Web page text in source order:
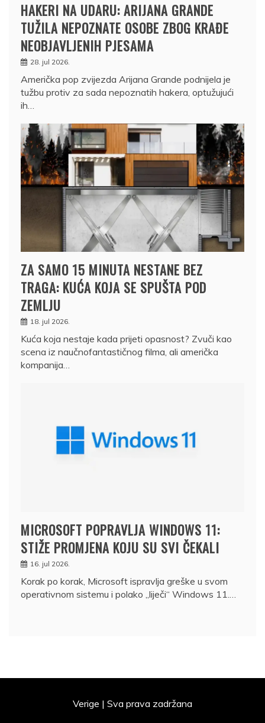
HAKERI NA UDARU: ARIJANA GRANDE
TUŽILA NEPOZNATE OSOBE ZBOG KRAĐE
NEOBJAVLJENIH PJESAMA
28. jul 2026.
Američka pop zvijezda Arijana Grande podnijela je
tužbu protiv za sada nepoznatih hakera, optužujući
ih…
ZA SAMO 15 MINUTA NESTANE BEZ
TRAGA: KUĆA KOJA SE SPUŠTA POD
ZEMLJU
18. jul 2026.
Kuća koja nestaje kada prijeti opasnost? Zvuči kao
scena iz naučnofantastičnog filma, ali američka
kompanija…
MICROSOFT POPRAVLJA WINDOWS 11:
STIŽE PROMJENA KOJU SU SVI ČEKALI
16. jul 2026.
Korak po korak, Microsoft ispravlja greške u svom
operativnom sistemu i polako „liječi“ Windows 11.…
Verige | Sva prava zadržana